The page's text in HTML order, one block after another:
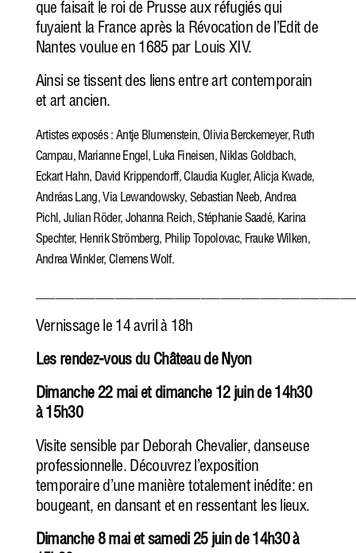
que faisait le roi de Prusse aux réfugiés qui
fuyaient la France après la Révocation de l’Edit de
Nantes voulue en 1685 par Louis XIV.
Ainsi se tissent des liens entre art contemporain
et art ancien.
Artistes exposés : Antje Blumenstein, Olivia Berckemeyer, Ruth
Campau, Marianne Engel, Luka Fineisen, Niklas Goldbach,
Eckart Hahn, David Krippendorff, Claudia Kugler, Alicja Kwade,
Andréas Lang, Via Lewandowsky, Sebastian Neeb, Andrea
Pichl, Julian Röder, Johanna Reich, Stéphanie Saadé, Karina
Spechter, Henrik Strömberg, Philip Topolovac, Frauke Wilken,
Andrea Winkler, Clemens Wolf.
Vernissage le 14 avril à 18h
Les rendez-vous du Château de Nyon
Dimanche 22 mai et dimanche 12 juin de 14h30
à 15h30
Visite sensible par Deborah Chevalier, danseuse
professionnelle. Découvrez l’exposition
temporaire d’une manière totalement inédite: en
bougeant, en dansant et en ressentant les lieux.
Dimanche 8 mai et samedi 25 juin de 14h30 à